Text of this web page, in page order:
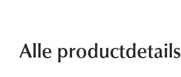
Alle productdetails